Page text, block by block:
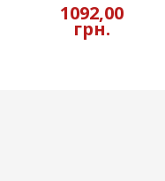
1092,00
грн.